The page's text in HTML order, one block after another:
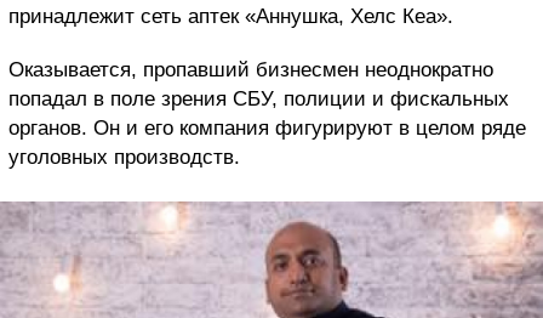
принадлежит сеть аптек «Аннушка, Хелс Кеа».
Оказывается, пропавший бизнесмен неоднократно
попадал в поле зрения СБУ, полиции и фискальных
органов. Он и его компания фигурируют в целом ряде
уголовных производств.